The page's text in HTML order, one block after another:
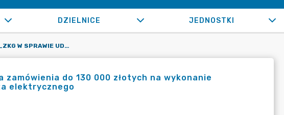
DZIELNICE JEDNOSTKI
OR.0050.277.2022_ZKG W SPRAWIE UDZIELENIA ZAMÓWIENIA DO 130 000 ZŁOTYCH NA WYKONANIE UZUPEŁNIAJĄCEGO PROJEKTU PRZEBUDOWY ZŁĄCZA ELEKTRYCZNEGO
zamówienia do 130 000 złotych na wykonanie
elektrycznego